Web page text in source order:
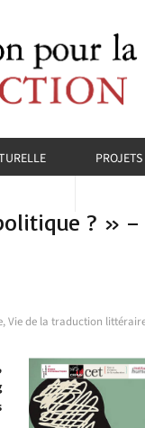
? »
,Vie de la traduction